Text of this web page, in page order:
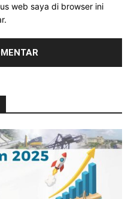
web saya di browser ini